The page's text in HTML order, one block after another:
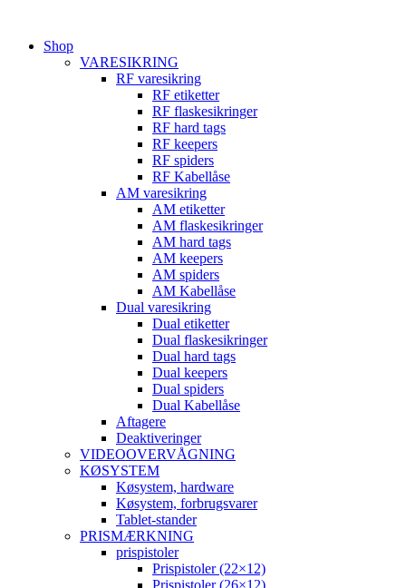
indholdShop
VARESIKRING
RF varesikring
RF etiketter
RF flaskesikringer
RF hard tags
RF keepers
RF spiders
RF Kabellåse
AM varesikring
AM etiketter
AM flaskesikringer
AM hard tags
AM keepers
AM spiders
AM Kabellåse
Dual varesikring
Dual etiketter
Dual flaskesikringer
Dual hard tags
Dual keepers
Dual spiders
Dual Kabellåse
Aftagere
Deaktiveringer
VIDEOOVERVÅGNING
KØSYSTEM
Køsystem, hardware
Køsystem, forbrugsvarer
Tablet-stander
PRISMÆRKNING
prispistoler
Prispistoler (22×12)
Prispistoler (26×12)